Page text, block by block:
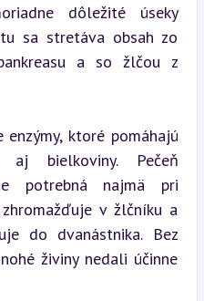
dôležité úseky
sa stretáva obsah zo
a so žlčou z
enzýmy, ktoré pomáhajú
aj bielkoviny. Pečeň
potrebná najmä pri
v žlčníku a
do dvanástnika. Bez
živiny nedali účinne